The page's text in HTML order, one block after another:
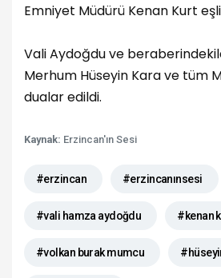
Emniyet Müdürü Kenan Kurt
Vali Aydoğdu ve
Merhum Hüseyin Kara ve tüm
dualar edildi.
Kaynak: Erzincan'ın Sesi
#erzincan #erzincanınsesi
#vali hamza aydoğdu #kenan
#volkan burak mumcu